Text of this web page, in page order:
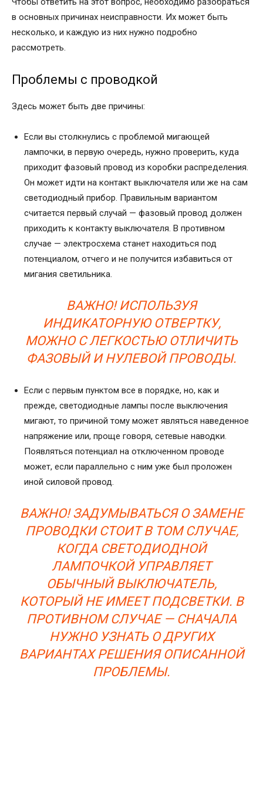
в основных причинах неисправности. Их может быть
несколько, и каждую из них нужно подробно
рассмотреть.
Проблемы с проводкой
Здесь может быть две причины:
Если вы столкнулись с проблемой мигающей
лампочки, в первую очередь, нужно проверить, куда
приходит фазовый провод из коробки распределения.
Он может идти на контакт выключателя или же на сам
светодиодный прибор. Правильным вариантом
считается первый случай — фазовый провод должен
приходить к контакту выключателя. В противном
случае — электросхема станет находиться под
потенциалом, отчего и не получится избавиться от
мигания светильника.
ВАЖНО! ИСПОЛЬЗУЯ
ИНДИКАТОРНУЮ ОТВЕРТКУ,
МОЖНО С ЛЕГКОСТЬЮ ОТЛИЧИТЬ
ФАЗОВЫЙ И НУЛЕВОЙ ПРОВОДЫ.
Если с первым пунктом все в порядке, но, как и
прежде, светодиодные лампы после выключения
мигают, то причиной тому может являться наведенное
напряжение или, проще говоря, сетевые наводки.
Появляться потенциал на отключенном проводе
может, если параллельно с ним уже был проложен
иной силовой провод.
ВАЖНО! ЗАДУМЫВАТЬСЯ О ЗАМЕНЕ
ПРОВОДКИ СТОИТ В ТОМ СЛУЧАЕ,
КОГДА СВЕТОДИОДНОЙ
ЛАМПОЧКОЙ УПРАВЛЯЕТ
ОБЫЧНЫЙ ВЫКЛЮЧАТЕЛЬ,
КОТОРЫЙ НЕ ИМЕЕТ ПОДСВЕТКИ. В
ПРОТИВНОМ СЛУЧАЕ — СНАЧАЛА
НУЖНО УЗНАТЬ О ДРУГИХ
ВАРИАНТАХ РЕШЕНИЯ ОПИСАННОЙ
ПРОБЛЕМЫ.